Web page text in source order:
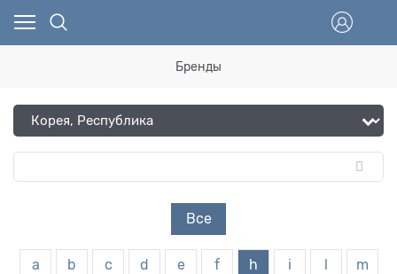
Бренды
Все
a b c d e f h i m